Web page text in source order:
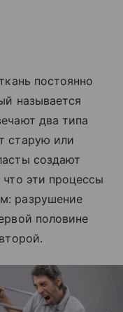
постоянно
называется
два типа
старую или
создают
эти процессы
разрушение
половине